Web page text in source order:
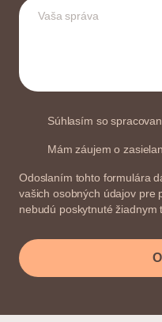
Súhlasím so
Mám záujem o
Odoslaním tohto formulára
vašich osobných údajov pre
nebudú poskytnuté žiadnym